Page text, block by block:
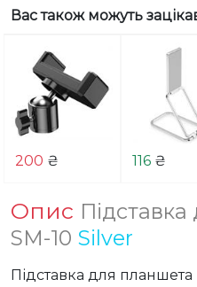
Вас також можуть
200 ₴ 116 ₴
Опис
SM-10 Silver
Підставка для планшета